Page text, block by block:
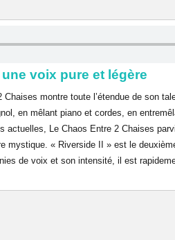
voix pure et légère
montre toute l’étendue de son
en mêlant piano et cordes, en
actuelles, Le Chaos Entre 2 Chaises
mystique. « Riverside II » est le
de voix et son intensité, il est